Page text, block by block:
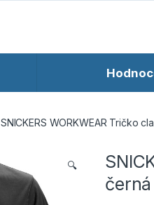
SNICKERS WORKWEAR Tričko
🔍
černá